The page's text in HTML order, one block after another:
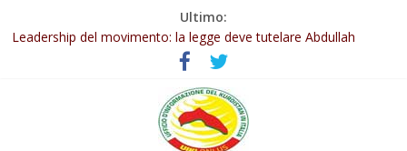
Ultimo:
Abdullah Öcalan: Le legge negativa deve essere trasformata in
legge positiva
Leadership del movimento: la legge deve tutelare Abdullah
Commissione donne del KNK: Şengal è di nuovo sotto minaccia
Non tenere conto della situazione di Rêber Apo ostacolerebbe